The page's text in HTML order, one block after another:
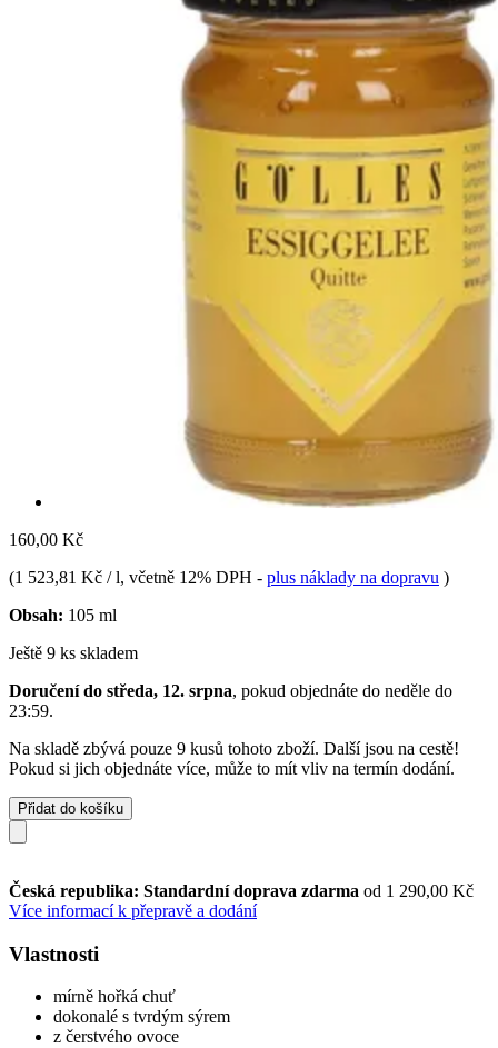
160,00 Kč
(1 523,81 Kč / l, včetně 12% DPH - plus náklady na dopravu )
Obsah: 105 ml
Ještě 9 ks skladem
Doručení do středa, 12. srpna, pokud objednáte do neděle do
23:59.
Na skladě zbývá pouze 9 kusů tohoto zboží. Další jsou na cestě!
Pokud si jich objednáte více, může to mít vliv na termín dodání.
Přidat do košíku
Česká republika: Standardní doprava zdarma od 1 290,00 Kč
Více informací k přepravě a dodání
Vlastnosti
mírně hořká chuť
dokonalé s tvrdým sýrem
z čerstvého ovoce